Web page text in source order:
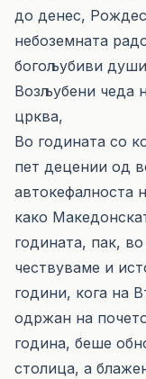
до денес,
небоземната
богољубиви
Возљубени чеда
црква,
Во годината со
пет децении од
автокефалноста
како
годината, пак, во
чествуваме и
години, кога на
одржан на
година, беше
столица, а